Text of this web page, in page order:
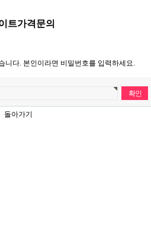
트가격문의
니다. 본인이라면 비밀번호를 입력하세요.
돌아가기